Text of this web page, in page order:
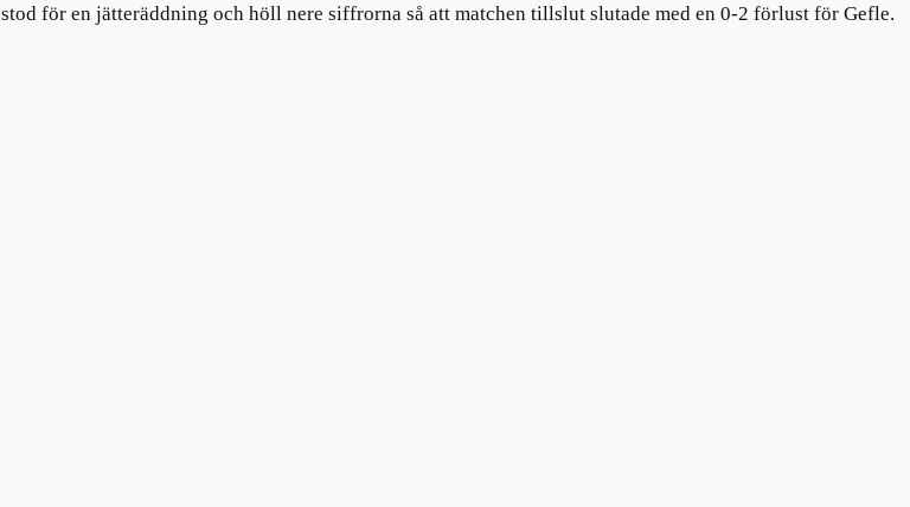
stod för en jätteräddning och höll nere siffrorna så att matchen tillslut slutade med en 0-2 förlust för Gefle.